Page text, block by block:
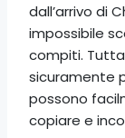
dall’arrivo di
impossibile
compiti.
sicuramente
possono
copiare e